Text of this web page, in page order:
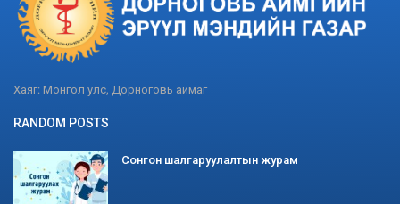
Хаяг: Монгол улс, Дорноговь аймаг
RANDOM POSTS
Сонгон шалгаруулалтын журам